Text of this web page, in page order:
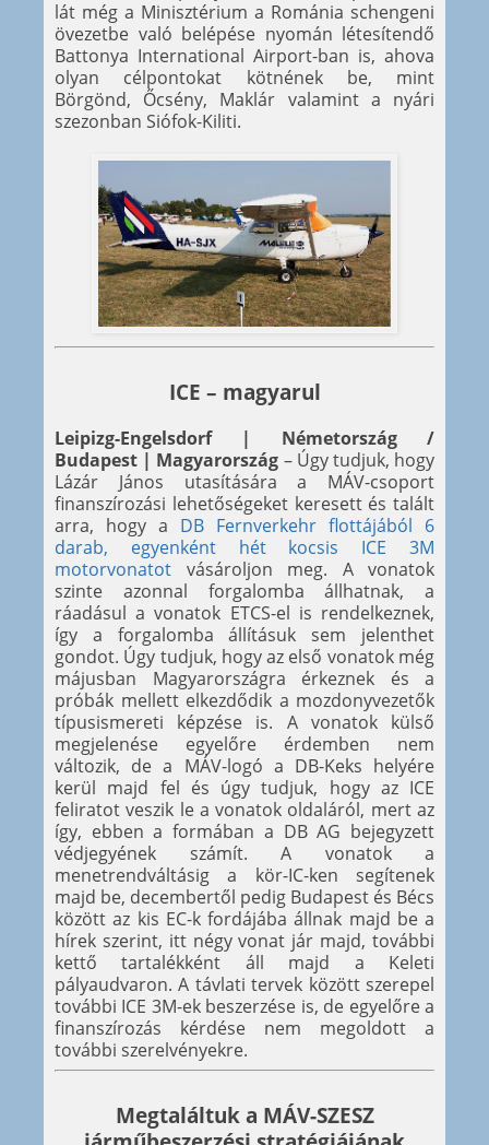
lát még a Minisztérium a Románia schengeni
övezetbe való belépése nyomán létesítendő
Battonya International Airport-ban is, ahova
olyan célpontokat kötnének be, mint
Börgönd, Őcsény, Maklár valamint a nyári
szezonban Siófok-Kiliti.
ICE – magyarul
Leipizg-Engelsdorf | Németország /
Budapest | Magyarország – Úgy tudjuk, hogy
Lázár János utasítására a MÁV-csoport
finanszírozási lehetőségeket keresett és talált
arra, hogy a DB Fernverkehr flottájából 6
darab, egyenként hét kocsis ICE 3M
motorvonatot vásároljon meg. A vonatok
szinte azonnal forgalomba állhatnak, a
ráadásul a vonatok ETCS-el is rendelkeznek,
így a forgalomba állításuk sem jelenthet
gondot. Úgy tudjuk, hogy az első vonatok még
májusban Magyarországra érkeznek és a
próbák mellett elkezdődik a mozdonyvezetők
típusismereti képzése is. A vonatok külső
megjelenése egyelőre érdemben nem
változik, de a MÁV-logó a DB-Keks helyére
kerül majd fel és úgy tudjuk, hogy az ICE
feliratot veszik le a vonatok oldaláról, mert az
így, ebben a formában a DB AG bejegyzett
védjegyének számít. A vonatok a
menetrendváltásig a kör-IC-ken segítenek
majd be, decembertől pedig Budapest és Bécs
között az kis EC-k fordájába állnak majd be a
hírek szerint, itt négy vonat jár majd, további
kettő tartalékként áll majd a Keleti
pályaudvaron. A távlati tervek között szerepel
további ICE 3M-ek beszerzése is, de egyelőre a
finanszírozás kérdése nem megoldott a
további szerelvényekre.
Megtaláltuk a MÁV-SZESZ